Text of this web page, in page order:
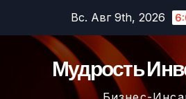
содержимому
Вс. Авг 9th, 2026
Мудрость